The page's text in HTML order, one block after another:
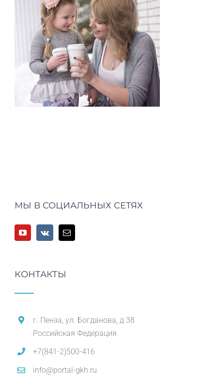
МЫ В СОЦИАЛЬНЫХ СЕТЯХ
КОНТАКТЫ
г. Пенза, ул. Богданова, д 38
Российская Федерация
+7(841-2)500-416
info@portal-gkh.ru